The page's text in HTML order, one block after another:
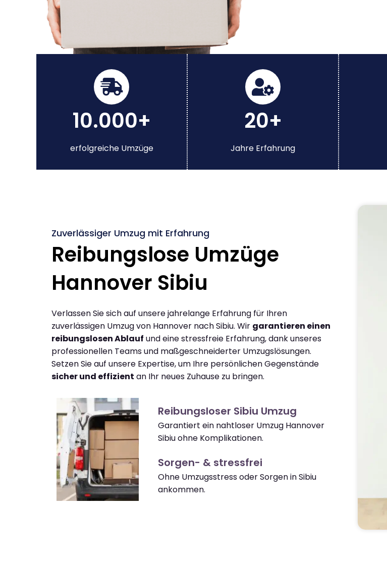
10.000+
erfolgreiche Umzüge
20+
Jahre Erfahrung
Zuverlässiger Umzug mit Erfahrung
Reibungslose Umzüge
Hannover Sibiu
Verlassen Sie sich auf unsere jahrelange Erfahrung für Ihren
zuverlässigen Umzug von Hannover nach Sibiu. Wir garantieren einen
reibungslosen Ablauf und eine stressfreie Erfahrung, dank unseres
professionellen Teams und maßgeschneiderter Umzugslösungen.
Setzen Sie auf unsere Expertise, um Ihre persönlichen Gegenstände
sicher und effizient an Ihr neues Zuhause zu bringen.
Reibungsloser Sibiu Umzug
Garantiert ein nahtloser Umzug Hannover
Sibiu ohne Komplikationen.
Sorgen- & stressfrei
Ohne Umzugsstress oder Sorgen in Sibiu
ankommen.